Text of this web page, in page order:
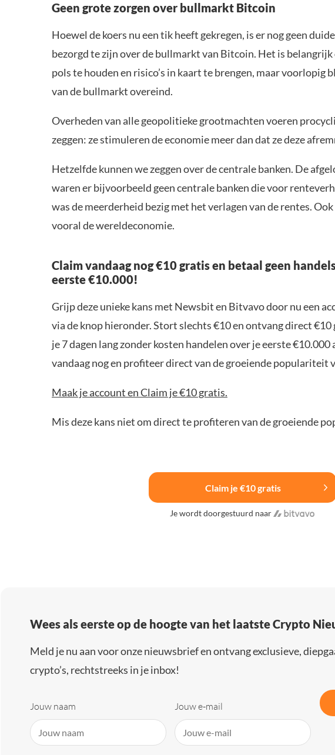
Geen grote zorgen over bullmarkt Bitcoin
Hoewel de koers nu een tik heeft gekregen, is er nog geen
bezorgd te zijn over de bullmarkt van Bitcoin. Het is belangrijk
pols te houden en risico’s in kaart te brengen, maar voorlopig
van de bullmarkt overeind.
Overheden van alle geopolitieke grootmachten voeren
zeggen: ze stimuleren de economie meer dan dat ze deze
Hetzelfde kunnen we zeggen over de centrale banken. De
waren er bijvoorbeeld geen centrale banken die voor
was de meerderheid bezig met het verlagen van de rentes.
vooral de wereldeconomie.
Claim vandaag nog €10 gratis en betaal geen
eerste €10.000!
Grijp deze unieke kans met Newsbit en Bitvavo door nu een
via de knop hieronder. Stort slechts €10 en ontvang direct
je 7 dagen lang zonder kosten handelen over je eerste
vandaag nog en profiteer direct van de groeiende populariteit
Maak je account en Claim je €10 gratis.
Mis deze kans niet om direct te profiteren van de groeiende
Claim je €10 gratis
Je wordt doorgestuurd naar
Wees als eerste op de hoogte van het laatste Crypto
Meld je nu aan voor onze nieuwsbrief en ontvang exclusieve,
crypto’s, rechtstreeks in je inbox!
Jouw naam Jouw e-mail